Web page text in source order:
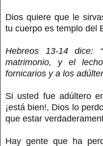
Dios quiere que le
tu cuerpo es templo del
Hebreos 13-14 dice:
matrimonio, y el
fornicarios y a los
Si usted fue adúltero
¡está bien!, Dios lo
que estar
Hay gente que ha